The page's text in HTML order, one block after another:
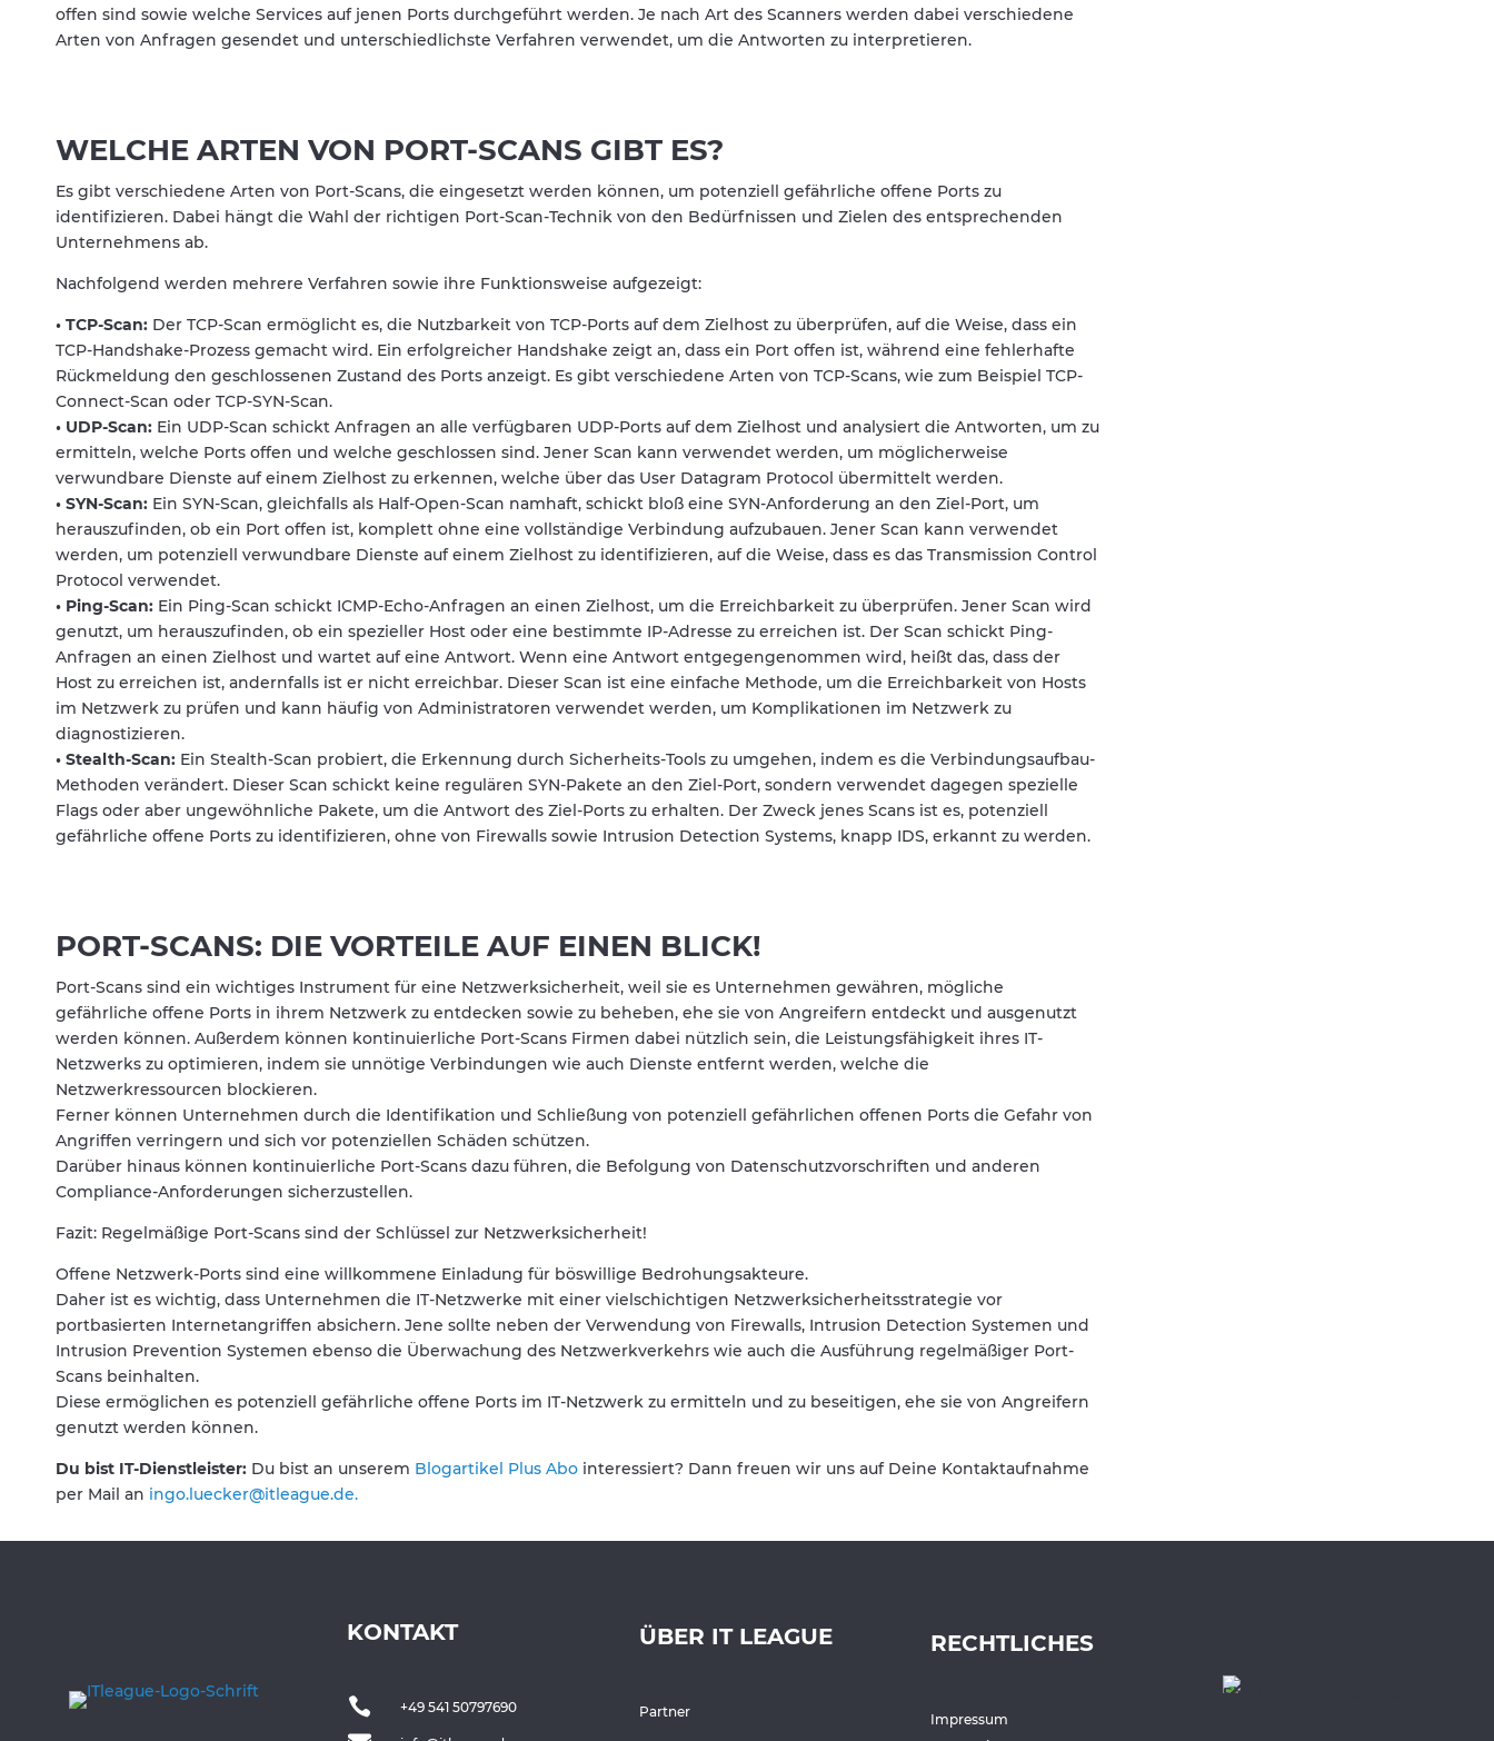
offen sind sowie welche Services auf jenen Ports durchgeführt werden. Je nach Art des Scanners werden dabei verschiedene
Arten von Anfragen gesendet und unterschiedlichste Verfahren verwendet, um die Antworten zu interpretieren.
WELCHE ARTEN VON PORT-SCANS GIBT ES?
Es gibt verschiedene Arten von Port-Scans, die eingesetzt werden können, um potenziell gefährliche offene Ports zu
identifizieren. Dabei hängt die Wahl der richtigen Port-Scan-Technik von den Bedürfnissen und Zielen des entsprechenden
Unternehmens ab.
Nachfolgend werden mehrere Verfahren sowie ihre Funktionsweise aufgezeigt:
• TCP-Scan: Der TCP-Scan ermöglicht es, die Nutzbarkeit von TCP-Ports auf dem Zielhost zu überprüfen, auf die Weise, dass ein
TCP-Handshake-Prozess gemacht wird. Ein erfolgreicher Handshake zeigt an, dass ein Port offen ist, während eine fehlerhafte
Rückmeldung den geschlossenen Zustand des Ports anzeigt. Es gibt verschiedene Arten von TCP-Scans, wie zum Beispiel TCP-
Connect-Scan oder TCP-SYN-Scan.
• UDP-Scan: Ein UDP-Scan schickt Anfragen an alle verfügbaren UDP-Ports auf dem Zielhost und analysiert die Antworten, um zu
ermitteln, welche Ports offen und welche geschlossen sind. Jener Scan kann verwendet werden, um möglicherweise
verwundbare Dienste auf einem Zielhost zu erkennen, welche über das User Datagram Protocol übermittelt werden.
• SYN-Scan: Ein SYN-Scan, gleichfalls als Half-Open-Scan namhaft, schickt bloß eine SYN-Anforderung an den Ziel-Port, um
herauszufinden, ob ein Port offen ist, komplett ohne eine vollständige Verbindung aufzubauen. Jener Scan kann verwendet
werden, um potenziell verwundbare Dienste auf einem Zielhost zu identifizieren, auf die Weise, dass es das Transmission Control
Protocol verwendet.
• Ping-Scan: Ein Ping-Scan schickt ICMP-Echo-Anfragen an einen Zielhost, um die Erreichbarkeit zu überprüfen. Jener Scan wird
genutzt, um herauszufinden, ob ein spezieller Host oder eine bestimmte IP-Adresse zu erreichen ist. Der Scan schickt Ping-
Anfragen an einen Zielhost und wartet auf eine Antwort. Wenn eine Antwort entgegengenommen wird, heißt das, dass der
Host zu erreichen ist, andernfalls ist er nicht erreichbar. Dieser Scan ist eine einfache Methode, um die Erreichbarkeit von Hosts
im Netzwerk zu prüfen und kann häufig von Administratoren verwendet werden, um Komplikationen im Netzwerk zu
diagnostizieren.
• Stealth-Scan: Ein Stealth-Scan probiert, die Erkennung durch Sicherheits-Tools zu umgehen, indem es die Verbindungsaufbau-
Methoden verändert. Dieser Scan schickt keine regulären SYN-Pakete an den Ziel-Port, sondern verwendet dagegen spezielle
Flags oder aber ungewöhnliche Pakete, um die Antwort des Ziel-Ports zu erhalten. Der Zweck jenes Scans ist es, potenziell
gefährliche offene Ports zu identifizieren, ohne von Firewalls sowie Intrusion Detection Systems, knapp IDS, erkannt zu werden.
PORT-SCANS: DIE VORTEILE AUF EINEN BLICK!
Port-Scans sind ein wichtiges Instrument für eine Netzwerksicherheit, weil sie es Unternehmen gewähren, mögliche
gefährliche offene Ports in ihrem Netzwerk zu entdecken sowie zu beheben, ehe sie von Angreifern entdeckt und ausgenutzt
werden können. Außerdem können kontinuierliche Port-Scans Firmen dabei nützlich sein, die Leistungsfähigkeit ihres IT-
Netzwerks zu optimieren, indem sie unnötige Verbindungen wie auch Dienste entfernt werden, welche die
Netzwerkressourcen blockieren.
Ferner können Unternehmen durch die Identifikation und Schließung von potenziell gefährlichen offenen Ports die Gefahr von
Angriffen verringern und sich vor potenziellen Schäden schützen.
Darüber hinaus können kontinuierliche Port-Scans dazu führen, die Befolgung von Datenschutzvorschriften und anderen
Compliance-Anforderungen sicherzustellen.
Fazit: Regelmäßige Port-Scans sind der Schlüssel zur Netzwerksicherheit!
Offene Netzwerk-Ports sind eine willkommene Einladung für böswillige Bedrohungsakteure.
Daher ist es wichtig, dass Unternehmen die IT-Netzwerke mit einer vielschichtigen Netzwerksicherheitsstrategie vor
portbasierten Internetangriffen absichern. Jene sollte neben der Verwendung von Firewalls, Intrusion Detection Systemen und
Intrusion Prevention Systemen ebenso die Überwachung des Netzwerkverkehrs wie auch die Ausführung regelmäßiger Port-
Scans beinhalten.
Diese ermöglichen es potenziell gefährliche offene Ports im IT-Netzwerk zu ermitteln und zu beseitigen, ehe sie von Angreifern
genutzt werden können.
Du bist IT-Dienstleister: Du bist an unserem Blogartikel Plus Abo interessiert? Dann freuen wir uns auf Deine Kontaktaufnahme
per Mail an ingo.luecker@itleague.de.
KONTAKT
 +49 541 50797690
ÜBER IT LEAGUE
Partner
RECHTLICHES
Impressum